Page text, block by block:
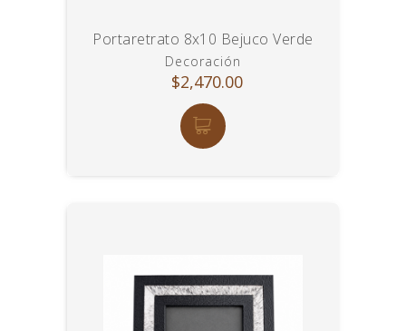
Portaretrato 8x10 Bejuco Verde
Decoración
$2,470.00